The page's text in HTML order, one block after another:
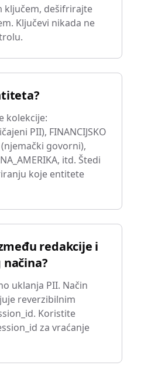
ključem, dešifrirajte
Ključevi nikada ne
kolekcije:
PII), FINANCIJSKO
govorni),
itd. Štedi
koje entitete
redakcije i
uklanja PII. Način
reverzibilnim
Koristite
za vraćanje